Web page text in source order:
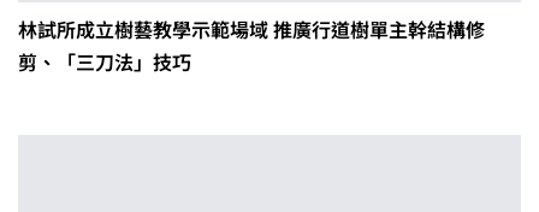
林試所成立樹藝教學示範場域 推廣行道樹單主幹結構修
剪、「三刀法」技巧